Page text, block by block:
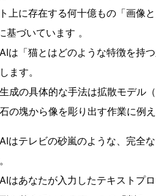
上に存在する何十億もの「画像
基づいています 。
は「猫とはどのような特徴を持
ます。
成の具体的な手法は拡散モデル
の塊から像を彫り出す作業に例え
はテレビの砂嵐のような、完全
はあなたが入力したテキストプ